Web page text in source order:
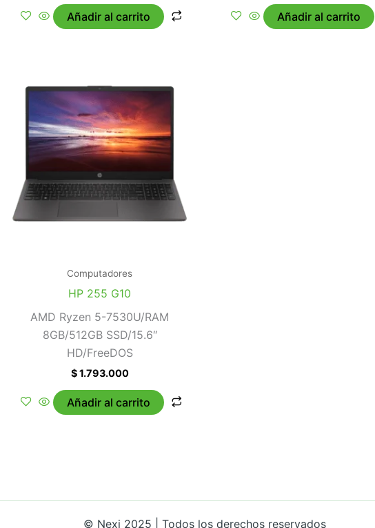
Añadir al carrito Añadir al carrito
Computadores
HP 255 G10
AMD Ryzen 5-7530U/RAM
8GB/512GB SSD/15.6″
HD/FreeDOS
$1.793.000
Añadir al carrito
© Nexi 2025 | Todos los derechos reservados